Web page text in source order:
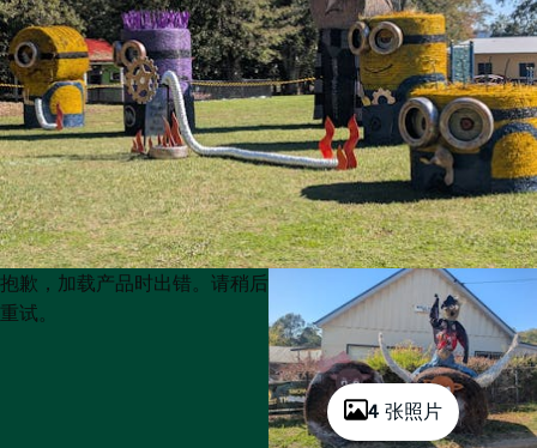
4 张照片
Product
List
Product
List
抱歉，加载产品时出错。请稍后
重试。